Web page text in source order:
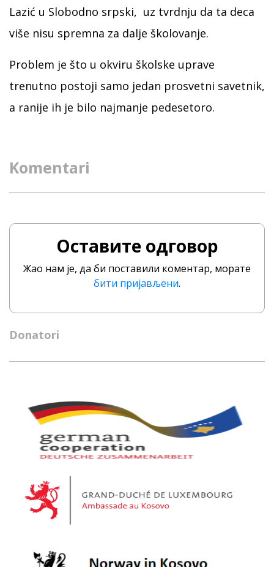
Lazić u Slobodno srpski, uz tvrdnju da ta deca
više nisu spremna za dalje školovanje.
Problem je što u okviru školske uprave
trenutno postoji samo jedan prosvetni savetnik,
a ranije ih je bilo najmanje pedesetoro.
Komentari
Оставите одговор
Жао нам је, да би поставили коментар, морате
бити пријављени.
Donatori